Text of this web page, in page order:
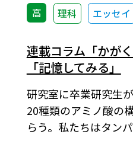
高 理科 エッセイ
連載コラム「かが
「記憶してみる」
研究室に卒業研究生
20種類のアミノ酸の
らう。私たちはタン